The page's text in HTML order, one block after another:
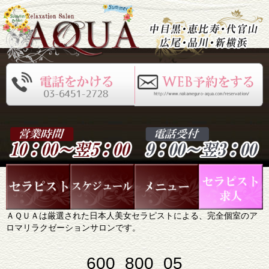
ＡＱＵＡは厳選された日本人美女セラピストによる、完全個室のア
ロマリラクゼーションサロンです。
600_800_05